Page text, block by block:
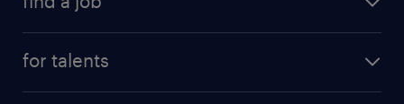
for talents